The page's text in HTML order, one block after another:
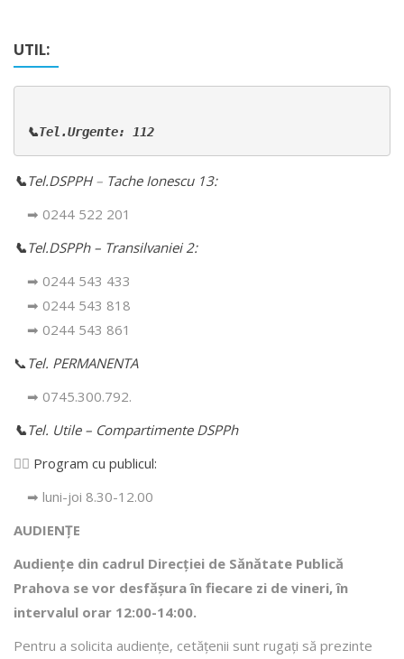
UTIL:
📞Tel.Urgente: 112
📞Tel.DSPPH – Tache Ionescu 13:
➡ 0244 522 201
📞Tel.DSPPh – Transilvaniei 2:
➡ 0244 543 433
➡ 0244 543 818
➡ 0244 543 861
📞 Tel. PERMANENTA
➡ 0745.300.792.
📞Tel. Utile – Compartimente DSPPh
👩‍⚕️ Program cu publicul:
➡ luni-joi 8.30-12.00
AUDIENȚE
Audiențe din cadrul Direcţiei de Sănătate Publică
Prahova se vor desfăşura în fiecare zi de vineri, în
intervalul orar 12:00-14:00.
Pentru a solicita audienţe, cetăţenii sunt rugaţi să prezinte